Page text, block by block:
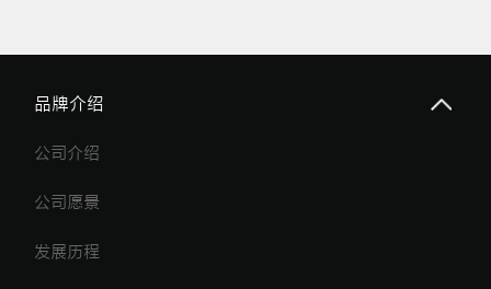
品牌介绍
公司介绍
公司愿景
发展历程